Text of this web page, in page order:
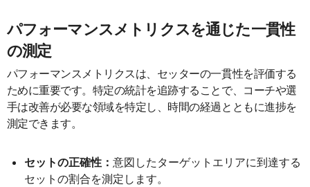
パフォーマンスメトリクスを通じた一貫性
の測定
パフォーマンスメトリクスは、セッターの一貫性を評価する
ために重要です。特定の統計を追跡することで、コーチや選
手は改善が必要な領域を特定し、時間の経過とともに進捗を
測定できます。
セットの正確性：意図したターゲットエリアに到達する
セットの割合を測定します。